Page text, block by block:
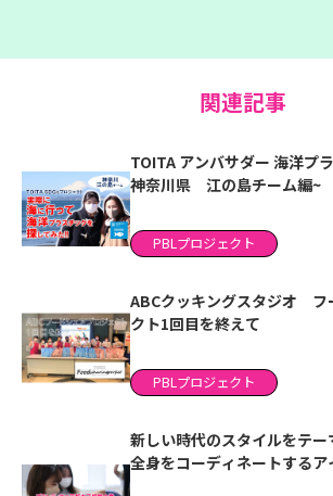
関連記事
TOITA アンバサダー 海洋プ
神奈川県 江の島チーム編~
PBLプロジェクト
ABCクッキングスタジオ フ
クト1回目を終えて
PBLプロジェクト
新しい時代のスタイルをテー
全身をコーディネートする